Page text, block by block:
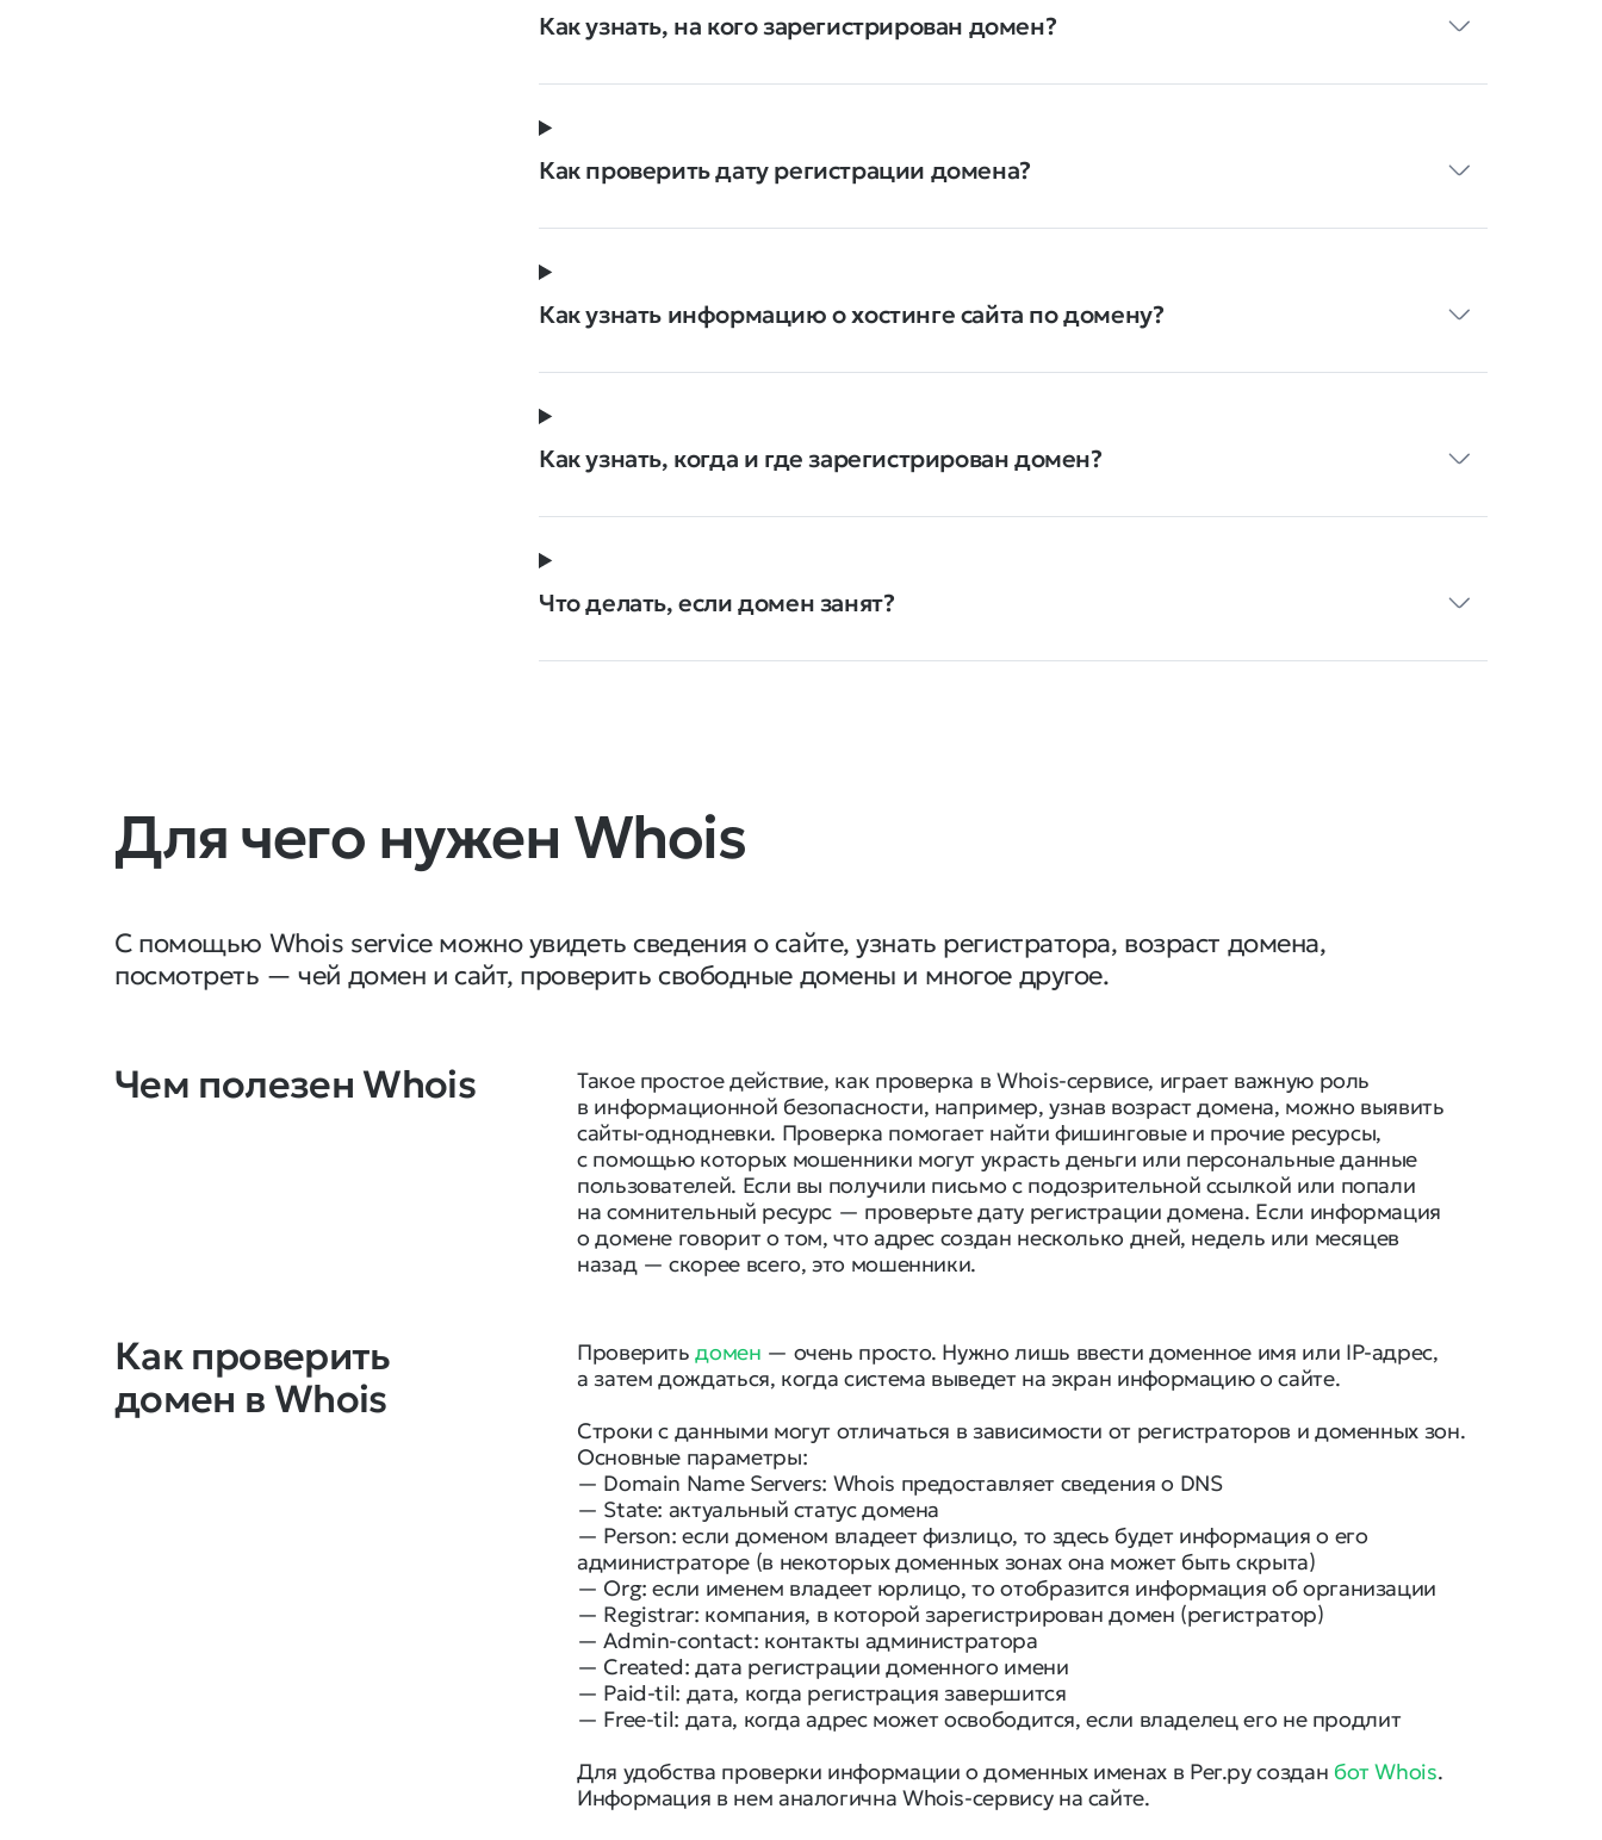
Как узнать, на кого зарегистрирован домен?
Как проверить дату регистрации домена?
Как узнать информацию о хостинге сайта по домену?
Как узнать, когда и где зарегистрирован домен?
Что делать, если домен занят?
Для чего нужен Whois
С помощью Whois service можно увидеть сведения о сайте, узнать регистратора, возраст домена,
посмотреть — чей домен и сайт, проверить свободные домены и многое другое.
Чем полезен Whois
Такое простое действие, как проверка в Whois-сервисе, играет важную роль
в информационной безопасности, например, узнав возраст домена, можно выявить
сайты-однодневки. Проверка помогает найти фишинговые и прочие ресурсы,
с помощью которых мошенники могут украсть деньги или персональные данные
пользователей. Если вы получили письмо с подозрительной ссылкой или попали
на сомнительный ресурс — проверьте дату регистрации домена. Если информация
о домене говорит о том, что адрес создан несколько дней, недель или месяцев
назад — скорее всего, это мошенники.
Как проверить
домен в Whois
Проверитьдомен — очень просто. Нужно лишь ввести доменное имя или IP-адрес,
а затем дождаться, когда система выведет на экран информацию о сайте.
Строки с данными могут отличаться в зависимости от регистраторов и доменных зон.
Основные параметры:
— Domain Name Servers: Whois предоставляет сведения о DNS
— State: актуальный статус домена
— Person: если доменом владеет физлицо, то здесь будет информация о его
администраторе (в некоторых доменных зонах она может быть скрыта)
— Org: если именем владеет юрлицо, то отобразится информация об организации
— Registrar: компания, в которой зарегистрирован домен (регистратор)
— Admin-contact: контакты администратора
— Created: дата регистрации доменного имени
— Paid-til: дата, когда регистрация завершится
— Free-til: дата, когда адрес может освободится, если владелец его не продлит
Для удобства проверки информации о доменных именах в Рег.ру создан бот Whois.
Информация в нем аналогична Whois-сервису на сайте.